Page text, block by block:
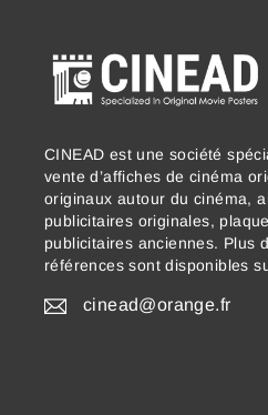
CINEAD est une société
vente d’affiches de cinéma
originaux autour du cinéma,
publicitaires originales,
publicitaires anciennes. Plus
références sont disponibles
cinead@orange.fr